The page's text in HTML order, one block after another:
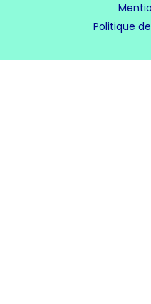
Politique